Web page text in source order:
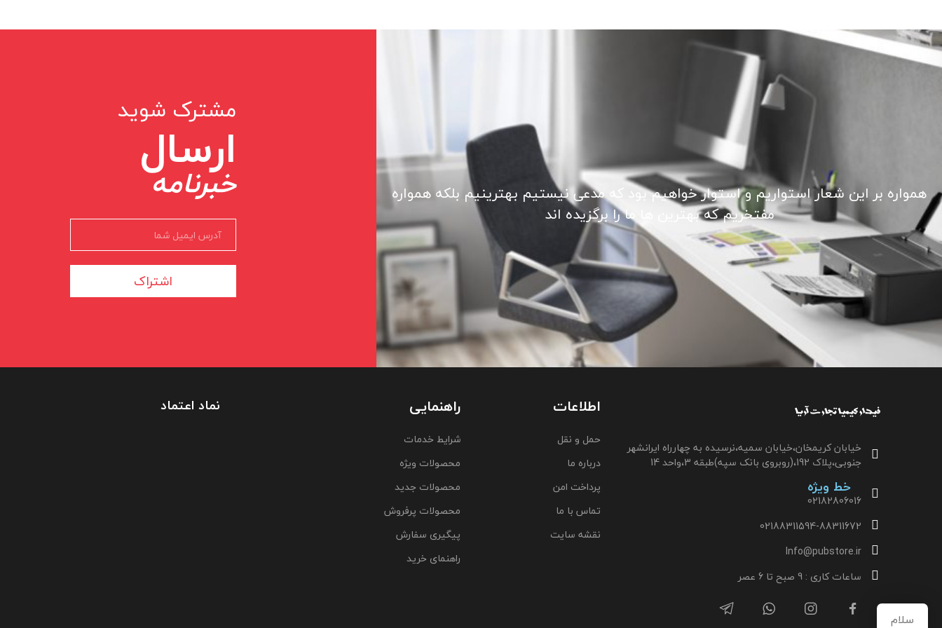
همواره بر این شعار استواریم و استوار خواهیم بود که مدعی نیستیم بهترینیم بلکه همواره
مفتخریم که بهترین ها ما را برگزیده اند
مشترک شوید
ارسال
خبرنامه
اشتراک
خیابان کریمخان،خیابان سمیه،نرسیده به چهارراه ایرانشهر
جنوبی،پلاک 192،(روبروی بانک سپه)طبقه 3،واحد 14
خط ویژه
02182806016
02188311594-88311672
Info@pubstore.ir
ساعات کاری : 9 صبح تا 6 عصر
اطلاعات
حمل و نقل
درباره ما
پرداخت امن
تماس با ما
نقشه سایت
راهنمایی
شرایط خدمات
محصولات ویژه
محصولات جدید
محصولات پرفروش
پیگیری سفارش
راهنمای خرید
نماد اعتماد
سلام